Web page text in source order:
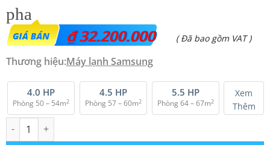
pha
₫32.200.000 ( Đã bao gồm VAT )
Thương hiệu:Máy lạnh Samsung
4.0 HP
Phòng 50 – 54m2
4.5 HP
Phòng 57 – 60m2
5.5 HP
Phòng 64 – 67m2
Xem
Thêm
Máy lạnh âm trần Samsung inverter (4.0Hp) AC100TN4DKC-EA